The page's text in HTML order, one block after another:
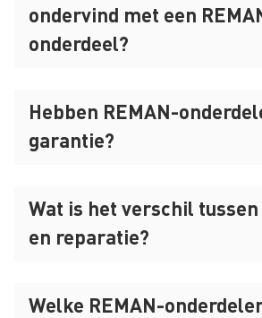
ondervind met een
onderdeel?
Hebben REMAN-
garantie?
Wat is het verschil
en reparatie?
Welke REMAN-